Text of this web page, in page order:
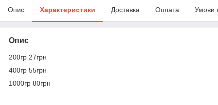
Опис Характеристики Доставка Оплата Умови
Опис
200гр 27грн
400гр 55грн
1000гр 80грн